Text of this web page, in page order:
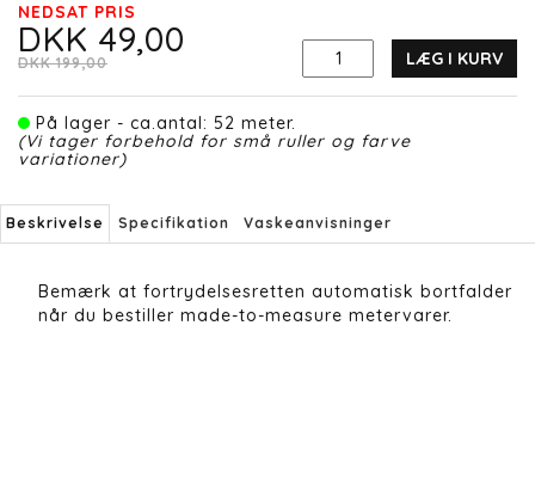
NEDSAT PRIS
DKK 49,00
DKK 199,00 LÆG I KURV
På lager - ca.antal: 52 meter.
(Vi tager forbehold for små ruller og farve
variationer)
Beskrivelse Specifikation Vaskeanvisninger
Bemærk at fortrydelsesretten automatisk bortfalder
når du bestiller made-to-measure metervarer.